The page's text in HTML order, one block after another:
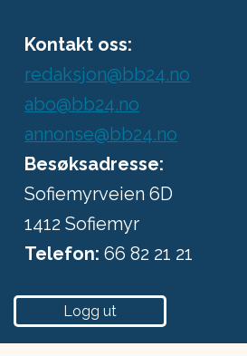
Kontakt oss:
redaksjon@bb24.no
abo@bb24.no
annonse@bb24.no
Besøksadresse:
Sofiemyrveien 6D
1412 Sofiemyr
Telefon:66 82 21 21
Logg ut